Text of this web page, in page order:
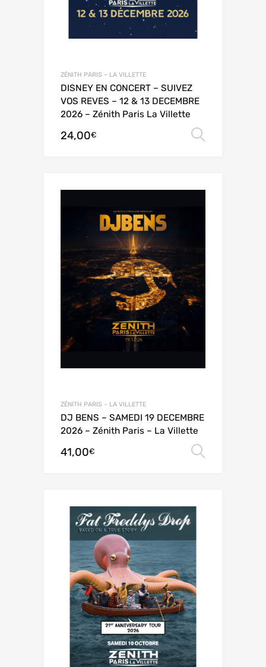
ZÉNITH PARIS – LA VILLETTE
DISNEY EN CONCERT – SUIVEZ
VOS REVES – 12 & 13 DECEMBRE
2026 – Zénith Paris La Villette
24,00€
ZÉNITH PARIS – LA VILLETTE
DJ BENS – SAMEDI 19 DECEMBRE
2026 – Zénith Paris – La Villette
41,00€